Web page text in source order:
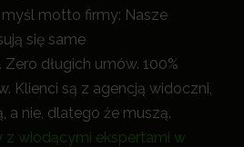
motto firmy: Nasze
się same
długich umów. 100%
Klienci są z agencją widoczni,
a nie, dlatego że muszą.
z wiodącymi ekspertami w